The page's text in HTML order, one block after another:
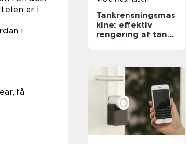
er i
i
få
Tankrensningsmas
kine: effektiv
rengøring af tanke